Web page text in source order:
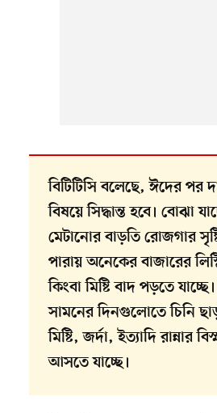
বিটিটিসি বলেছে, ঈদের পর
বিষয়ে সিদ্ধান্ত হবে। বোঝা
মেটানোর বাড়তি রোজগার
পারায় অনেকের বাজারের
কিংবা মিষ্টি বাদ পড়তে
সামনের দিনগুলোতে চিনি
মিষ্টি, জর্দা, ইত্যাদি রান্নার
আসতে যাচ্ছে।